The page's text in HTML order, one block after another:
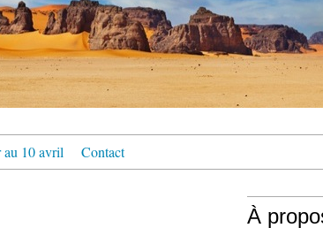
au 10 avril Contact
À